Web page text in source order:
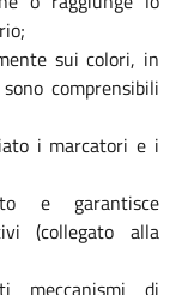
sui colori, in
comprensibili
i marcatori e i
e garantisce
(collegato alla
meccanismi di